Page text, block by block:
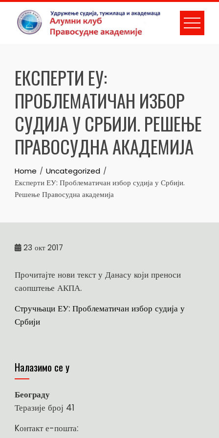
Skip
content
ЕКСПЕРТИ ЕУ:
ПРОБЛЕМАТИЧАН ИЗБОР
СУДИЈА У СРБИЈИ. РЕШЕЊЕ
ПРАВОСУДНА АКАДЕМИЈА
Home
Uncategorized
Експерти ЕУ: Проблематичан избор судија у Србији.
Решење Правосудна академија
23 окт 2017
Прочитајте нови текст у Данасу који преноси
саопштење АКПА.
Стручњаци ЕУ: Проблематичан избор судија у
Србији
Налазимо се у
Београду
Теразије број 41
Kонтакт е-пошта: